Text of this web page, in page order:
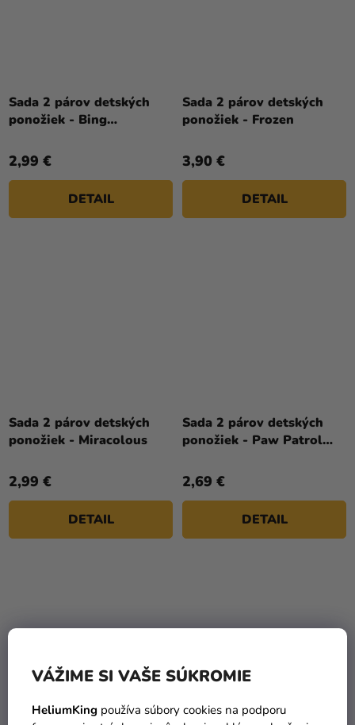
VÁŽIME SI VAŠE SÚKROMIE
HeliumKing používa súbory cookies na podporu
Sada 2 párov detských
ponožiek - Bing
2,99 €
DETAIL
Sada 2 párov detských
ponožiek - Frozen
3,90 €
DETAIL
Sada 2 párov detských
ponožiek - Miracolous
2,99 €
DETAIL
Sada 2 párov detských
ponožiek - Paw Patrol
2,69 €
DETAIL